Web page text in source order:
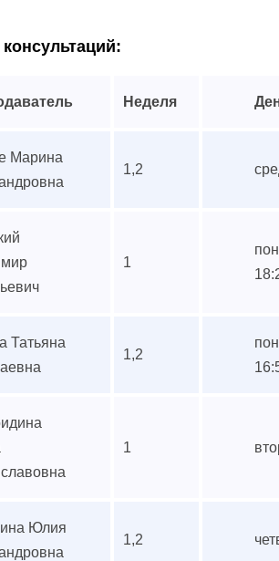
Неделя
Марина
1,2
1
Татьяна
1,2
1
Юлия
1,2